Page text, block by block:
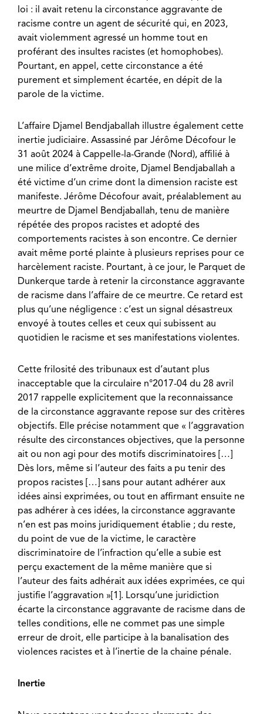
loi : il avait retenu la circonstance aggravante de
racisme contre un agent de sécurité qui, en 2023,
avait violemment agressé un homme tout en
proférant des insultes racistes (et homophobes).
Pourtant, en appel, cette circonstance a été
purement et simplement écartée, en dépit de la
parole de la victime.
L’affaire Djamel Bendjaballah illustre également cette
inertie judiciaire. Assassiné par Jérôme Décofour le
31 août 2024 à Cappelle-la-Grande (Nord), affilié à
une milice d’extrême droite, Djamel Bendjaballah a
été victime d’un crime dont la dimension raciste est
manifeste. Jérôme Décofour avait, préalablement au
meurtre de Djamel Bendjaballah, tenu de manière
répétée des propos racistes et adopté des
comportements racistes à son encontre. Ce dernier
avait même porté plainte à plusieurs reprises pour ce
harcèlement raciste. Pourtant, à ce jour, le Parquet de
Dunkerque tarde à retenir la circonstance aggravante
de racisme dans l’affaire de ce meurtre. Ce retard est
plus qu’une négligence : c’est un signal désastreux
envoyé à toutes celles et ceux qui subissent au
quotidien le racisme et ses manifestations violentes.
Cette frilosité des tribunaux est d’autant plus
inacceptable que la circulaire n°2017-04 du 28 avril
2017 rappelle explicitement que la reconnaissance
de la circonstance aggravante repose sur des critères
objectifs. Elle précise notamment que « l’aggravation
résulte des circonstances objectives, que la personne
ait ou non agi pour des motifs discriminatoires […]
Dès lors, même si l’auteur des faits a pu tenir des
propos racistes […] sans pour autant adhérer aux
idées ainsi exprimées, ou tout en affirmant ensuite ne
pas adhérer à ces idées, la circonstance aggravante
n’en est pas moins juridiquement établie ; du reste,
du point de vue de la victime, le caractère
discriminatoire de l’infraction qu’elle a subie est
perçu exactement de la même manière que si
l’auteur des faits adhérait aux idées exprimées, ce qui
justifie l’aggravation »[1]. Lorsqu’une juridiction
écarte la circonstance aggravante de racisme dans de
telles conditions, elle ne commet pas une simple
erreur de droit, elle participe à la banalisation des
violences racistes et à l’inertie de la chaine pénale.
Inertie